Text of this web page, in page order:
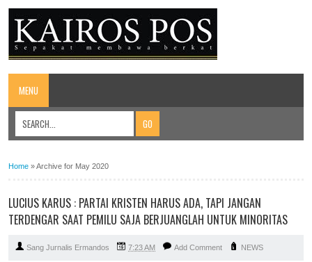
MENU
Home »Archive for May 2020
LUCIUS KARUS : PARTAI KRISTEN HARUS ADA, TAPI JANGAN
TERDENGAR SAAT PEMILU SAJA BERJUANGLAH UNTUK MINORITAS
Sang Jurnalis Ermandos 7:23 AM Add Comment NEWS